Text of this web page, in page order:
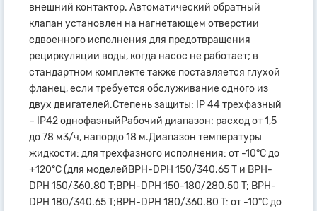
внешний контактор. Автоматический обратный
клапан установлен на нагнетающем отверстии
сдвоенного исполнения для предотвращения
рециркуляции воды, когда насос не работает; в
стандартном комплекте также поставляется глухой
фланец, если требуется обслуживание одного из
двух двигателей.Степень защиты: IP 44 трехфазный
– IP42 однофазныйРабочий диапазон: расход от 1,5
до 78 м3/ч, напордо 18 м.Диапазон температуры
жидкости: для трехфазного исполнения: от -10°С до
+120°С (для моделейBPH-DPH 150/340.65 T и BPH-
DPH 150/360.80 T;BPH-DPH 150-180/280.50 T; BPH-
DPH 180/340.65 T;BPH-DPH 180/360.80 T: от -10°C до